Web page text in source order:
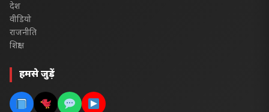
देश
वीडियो
राजनीति
शिक्षा
हमसे जुड़ें